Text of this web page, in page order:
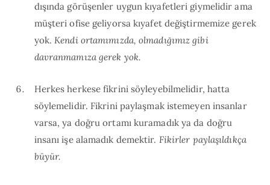
dışında görüşenler uygun kıyafetleri giymelidir ama
müşteri ofise geliyorsa kıyafet değiştirmemize gerek
yok.Kendi ortamımızda, olmadığımız gibi
davranmamıza gerek yok.
Herkes herkese fikrini söyleyebilmelidir, hatta
söylemelidir. Fikrini paylaşmak istemeyen insanlar
varsa, ya doğru ortamı kuramadık ya da doğru
insanı işe alamadık demektir. Fikirler paylaşıldıkça
büyür.